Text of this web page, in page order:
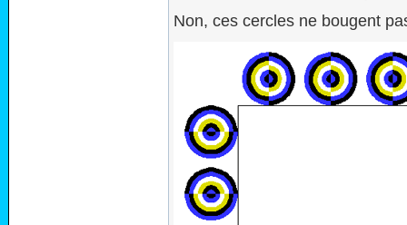
Non, ces cercles ne bougent